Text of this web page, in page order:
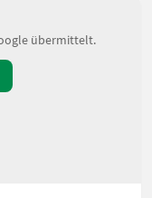
übermittelt.